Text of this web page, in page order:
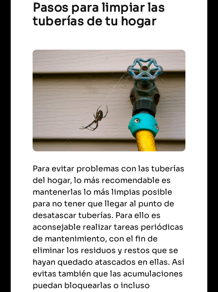
Pasos para limpiar las
tuberías de tu hogar
Para evitar problemas con las tuberías
del hogar, lo más recomendable es
mantenerlas lo más limpias posible
para no tener que llegar al punto de
desatascar tuberías. Para ello es
aconsejable realizar tareas periódicas
de mantenimiento, con el fin de
eliminar los residuos y restos que se
hayan quedado atascados en ellas. Así
evitas también que las acumulaciones
puedan bloquearlas o incluso